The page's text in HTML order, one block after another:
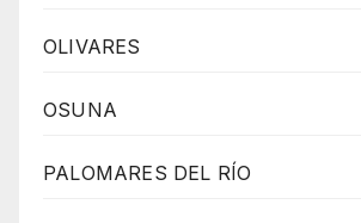
OLIVARES
OSUNA
PALOMARES DEL RÍO